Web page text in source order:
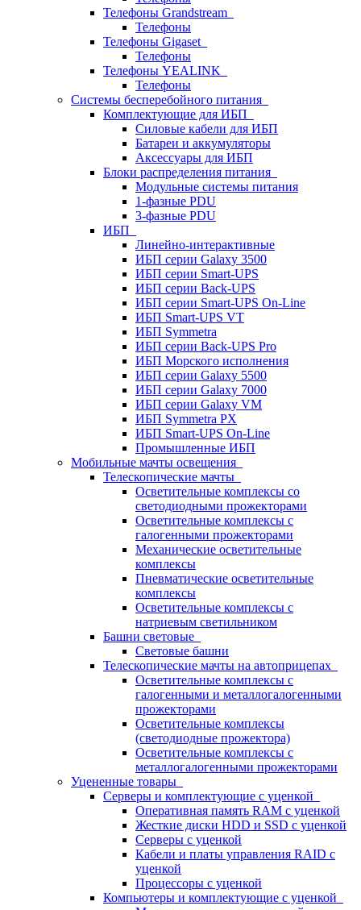
Телефоны Grandstream
Телефоны
Телефоны Gigaset
Телефоны
Телефоны YEALINK
Телефоны
Системы бесперебойного питания
Комплектующие для ИБП
Силовые кабели для ИБП
Батареи и аккумуляторы
Аксессуары для ИБП
Блоки распределения питания
Модульные системы питания
1-фазные PDU
3-фазные PDU
ИБП
Линейно-интерактивные
ИБП серии Galaxy 3500
ИБП серии Smart-UPS
ИБП серии Back-UPS
ИБП серии Smart-UPS On-Line
ИБП Smart-UPS VT
ИБП Symmetra
ИБП серии Back-UPS Pro
ИБП Морского исполнения
ИБП серии Galaxy 5500
ИБП серии Galaxy 7000
ИБП серии Galaxy VM
ИБП Symmetra PX
ИБП Smart-UPS On-Line
Промышленные ИБП
Мобильные мачты освещения
Телескопические мачты
Осветительные комплексы со
светодиодными прожекторами
Осветительные комплексы с
галогенными прожекторами
Механические осветительные
комплексы
Пневматические осветительные
комплексы
Осветительные комплексы с
натриевым светильником
Башни световые
Световые башни
Телескопические мачты на автоприцепах
Осветительные комплексы с
галогенными и металлогалогенными
прожекторами
Осветительные комплексы
(светодиодные прожектора)
Осветительные комплексы с
металлогалогенными прожекторами
Уцененные товары
Серверы и комплектующие с уценкой
Оперативная память RAM с уценкой
Жесткие диски HDD и SSD с уценкой
Серверы с уценкой
Кабели и платы управления RAID с
уценкой
Процессоры с уценкой
Компьютеры и комплектующие с уценкой